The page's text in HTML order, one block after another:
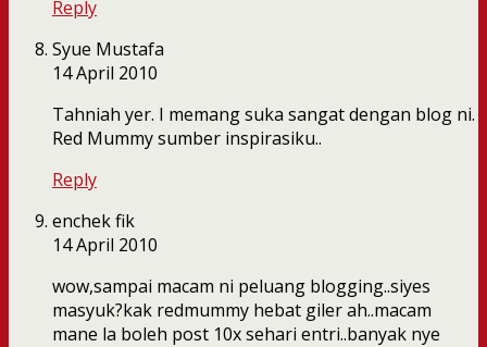
Reply
Syue Mustafa
14 April 2010
Tahniah yer. I memang suka sangat dengan blog ni.
Red Mummy sumber inspirasiku..
Reply
enchek fik
14 April 2010
wow,sampai macam ni peluang blogging..siyes
masyuk?kak redmummy hebat giler ah..macam
mane la boleh post 10x sehari entri..banyak nye